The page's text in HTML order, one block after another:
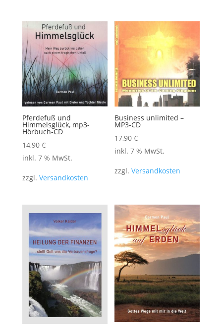
Pferdefuß und
Himmelsglück, mp3-
Hörbuch-CD
14,90 €
inkl. 7 % MwSt.
zzgl. Versandkosten
Business unlimited –
MP3-CD
17,90€
inkl. 7 % MwSt.
zzgl.Versandkosten